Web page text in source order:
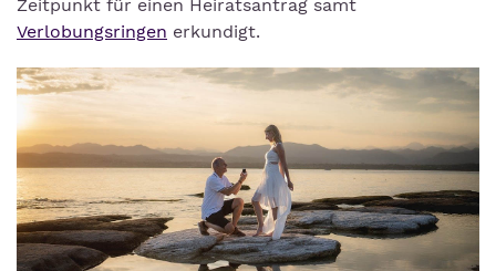
Zeitpunkt für einen Heiratsantrag samt
Verlobungsringen erkundigt.